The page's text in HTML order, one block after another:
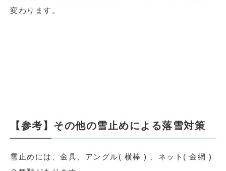
変わります。
【参考】その他の雪止めによる落雪対策
雪止めには、金具、アングル( 横棒 ) 、ネット( 金網 )